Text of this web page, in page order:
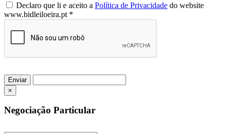
Declaro que li e aceito a Política de Privacidade do website
www.bidleiloeira.pt *
Enviar
×
Negociação Particular